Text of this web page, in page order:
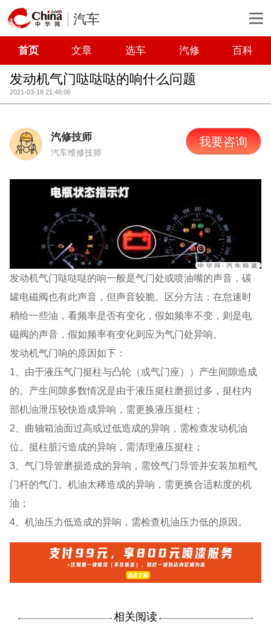
汽车
首页 文章 选车 汽修 百科
发动机气门哒哒哒的响什么问题
2021-03-18 21:48:06
汽修技师
汽车维修技师
我要咨询
发动机气门哒哒哒的响一般是气门处或喷油嘴的声音，碳
罐电磁阀也有此声音，但声音较脆。区分方法：在怠速时
稍给一些油，看频率是否有变化，假如频率不变，则是电
磁阀的声音，假如频率有变化则应为气门处异响。
发动机气门响的原因如下：
1、由于液压气门挺柱与凸轮（或气门座））产生间隙造成
的。产生间隙多数情况是由于液压挺柱磨损过多，挺柱内
部机油泄压较快造成异响，需更换液压挺柱；
2、曲轴箱油面过高或过低造成的异响，需检查发动机油
位。挺柱脏污造成的异响，需清理液压挺柱；
3、气门导管磨损造成的异响，需饺气门导管并安装加粗气
门杆的气门。机油太稀造成的异响，需更换合适粘度的机
油；
4、机油压力低造成的异响，需检查机油压力低的原因。
相关阅读